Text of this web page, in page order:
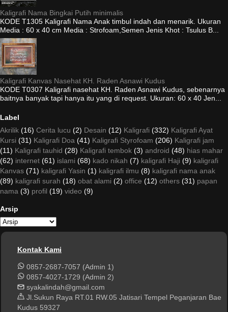
Kaligrafi Nama Bingkai Putih minimalis
KODE T1305 Kaligrafi Nama Anak timbul indah dan menarik. Ukuran
Media : 60 x 40 cm Media : Strofoam,Semen Jenis Khot : Tsulus B...
Kaligrafi Kanvas Nasehat KH. Raden Asnawi Kudus
KODE T0307 Kaligrafi nasehat KH. Raden Asnawi Kudus, sebenarnya
baitnya banyak tapi hanya itu yang di request. Ukuran: 60 x 40 Jen...
Label
Akrilik (16) Cerita lucu (2) Desain (12) Kaligrafi (332) Kaligrafi Ayat
Kursi (31) Kaligrafi Doa (41) Kaligrafi Styrofoam (206) Kaligrafi jam
(11) Kaligrafi tauhid (28) Kaligrafi tembok (3) android (48) hias mahar
(62) internet (61) islami (68) kado nikah (7) kaligrafi Haji (9) kaligrafi
Kanvas (71) kaligrafi Yasin (1) kaligrafi ilmu (8) kaligrafi nama anak
(89) kaligrafi surah (18) obat alami (2) office (12) others (31) papan
nama (3) profil (19) video (9)
Arsip
Kontak Kami
0857-2687-7057 (Admin 1)
0857-4027-1729 (Admin 2)
syakalindah@gmail.com
Jl.Sukun Raya RT.01 RW.05 Jatisari Tempel Peganjaran Bae
Kudus 59327